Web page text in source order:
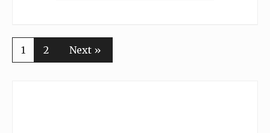
1 2 Next »